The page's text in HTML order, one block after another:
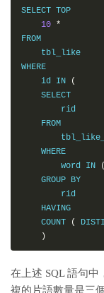
SELECT TOP
10 *
FROM
WHERE
    id IN
(
        word IN
(
    COUNT
(
)
在上述 SQL 語句
複的片語數量是三